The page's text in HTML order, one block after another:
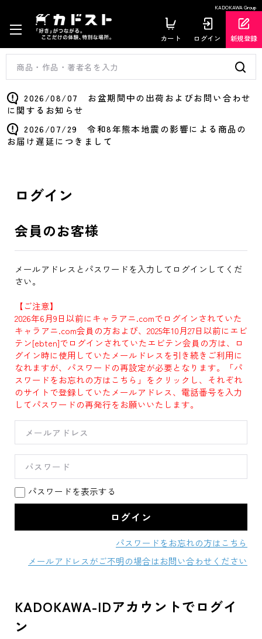
KADOKAWA Group
カート ログイン 新規登録
2026/08/07 お盆期間中の出荷およびお問い合わせ
に関するお知らせ
2026/07/29 令和8年熊本地震の影響による商品の
お届け遅延につきまして
ログイン
会員のお客様
メールアドレスとパスワードを入力してログインしてくだ
さい。
【ご注意】
2026年6月9日以前にキャラアニ.comでログインされていた
キャラアニ.com会員の方および、2025年10月27日以前にエビ
テン[ebten]でログインされていたエビテン会員の方は、ロ
グイン時に使用していたメールドレスを引き続きご利用に
なれますが、パスワードの再設定が必要となります。「パ
スワードをお忘れの方はこちら」をクリックし、それぞれ
のサイトで登録していたメールアドレス、電話番号を入力
してパスワードの再発行をお願いいたします。
パスワードを表示する
パスワードをお忘れの方はこちら
メールアドレスがご不明の場合はお問い合わせください
KADOKAWA-IDアカウントでログイ
ン